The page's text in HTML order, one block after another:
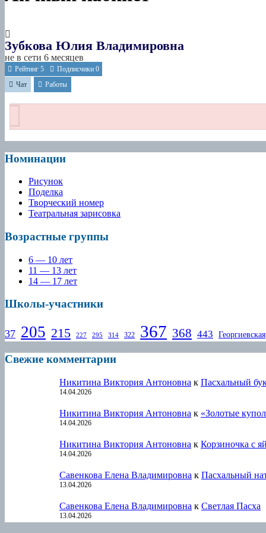
Зубкова Юлия Владимировна
не в сети 6 месяцев
Рейтинг 5 Подписчики 0
Чат
Работы
Номинации
Рисунок
Поделка
Творческий номер
Театральная зарисовка
Возрастные группы
6 — 10 лет
11 — 13 лет
14 — 17 лет
Школы-участники
37 205 215 227 295 314 322 367 368 443 Георгиевская
Свежие комментарии
Никитина Виктория Антоновна к Пасхальный
14.04.2026
Никитина Виктория Антоновна к «Золотые
14.04.2026
Никитина Виктория Антоновна к Корзиночка с
14.04.2026
Савенкова Елена Владимировна к Пасхальный
13.04.2026
Савенкова Елена Владимировна к Светлая Пасха
13.04.2026